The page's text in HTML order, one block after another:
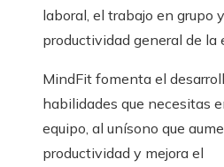
laboral, el trabajo en grupo
productividad general de la
MindFit fomenta el
habilidades que necesitas
equipo, al unísono que
productividad y mejora el